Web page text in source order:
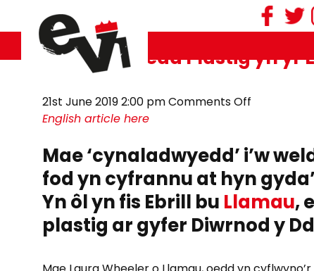
Tag Archive: Llamau
Taclo Llygredd Plastig yn yr
21st June 2019 2:00 pmComments Off
Plastig
yr
EVI
English article here
Mae ‘cynaladwyedd’ i’w
fod yn cyfrannu at hyn
Yn ôl yn fis Ebrill bu Llamau,
plastig ar gyfer Diwrnod y